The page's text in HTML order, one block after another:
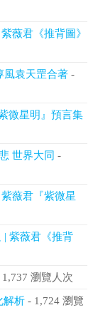
薇君《推背圖》
風袁天罡合著 -
微星明』預言集
世界大同 -
薇君『紫微星
| 紫薇君《推背
1,737 瀏覽人次
解析 - 1,724 瀏覽